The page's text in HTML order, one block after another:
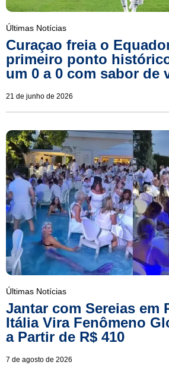
Últimas Notícias
Curaçao freia o
primeiro ponto
um 0 a 0 com sabor de
21 de junho de 2026
Últimas Notícias
Jantar com Sereias em
Itália Vira Fenômeno
a Partir de R$ 410
7 de agosto de 2026